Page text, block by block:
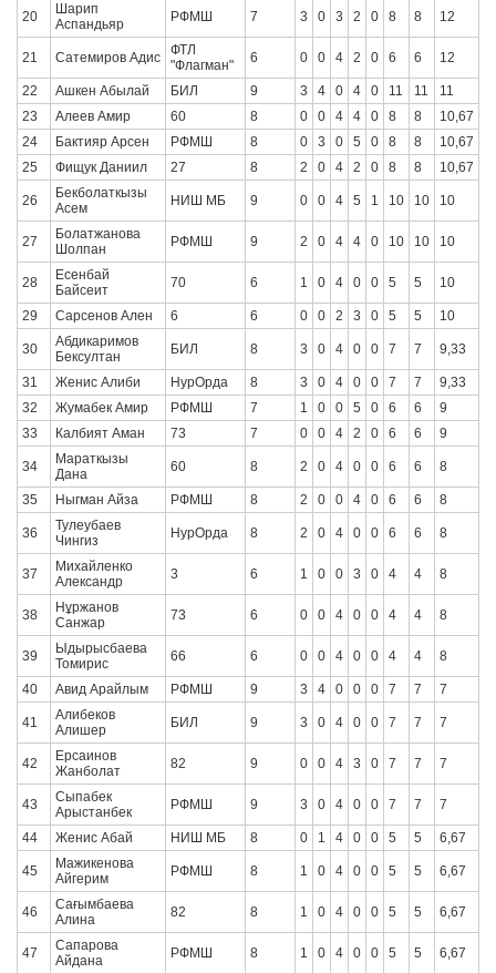
20
Шарип
Аспандьяр
РФМШ 7 3 0 3 2 0 8 8 12
21 Сатемиров Адис
ФТЛ
"Флагман"
6 0 0 4 2 0 6 6 12
22 Ашкен Абылай БИЛ 9 3 4 0 4 0 11 11
11
23
Алеев Амир 60 8 0 0 4 4 0 8 8
10,67
24
Бактияр Арсен РФМШ 8 0 3 0 5 0 8 8
10,67
25
Фищук Даниил 27 8 2 0 4 2 0 8 8 10,67
26
Бекболаткызы
Асем
НИШ МБ 9 0 0 4 5 1 10 10 10
27
Болатжанова
Шолпан
РФМШ 9 2 0 4 4 0 10 10 10
28
Есенбай
Байсеит
70 6 1 0 4 0 0 5 5 10
29 Сарсенов Ален 6 6 0 0 2 3 0 5 5 10
30
Абдикаримов
Бексултан
БИЛ 8 3 0 4 0 0 7 7 9,33
31 Женис Алиби НурОрда 8 3 0 4 0 0 7 7
9,33
32
Жумабек Амир РФМШ 7 1 0 0 5 0 6 6
9
33
Калбият Аман 73 7 0 0 4 2 0 6 6 9
34
Мараткызы
Дана
60 8 2 0 4 0 0 6 6 8
35 Ныгман Айза РФМШ 8 2 0 0 4 0 6 6 8
36
Тулеубаев
Чингиз
НурОрда 8 2 0 4 0 0 6 6 8
37
Михайленко
Александр
3 6 1 0 0 3 0 4 4 8
38
Нұржанов
Санжар
73 6 0 0 4 0 0 4 4 8
39
Ыдырысбаева
Томирис
66 6 0 0 4 0 0 4 4 8
40 Авид Арайлым РФМШ 9 3 4 0 0 0 7 7 7
41
Алибеков
Алишер
БИЛ 9 3 0 4 0 0 7 7 7
42
Ерсаинов
Жанболат
82 9 0 0 4 3 0 7 7 7
43
Сыпабек
Арыстанбек
РФМШ 9 3 0 4 0 0 7 7 7
44 Женис Абай НИШ МБ 8 0 1 4 0 0 5 5 6,67
45
Мажикенова
Айгерим
РФМШ 8 1 0 4 0 0 5 5 6,67
46
Сағымбаева
Алина
82 8 1 0 4 0 0 5 5 6,67
47
Сапарова
Айдана
РФМШ 8 1 0 4 0 0 5 5 6,67